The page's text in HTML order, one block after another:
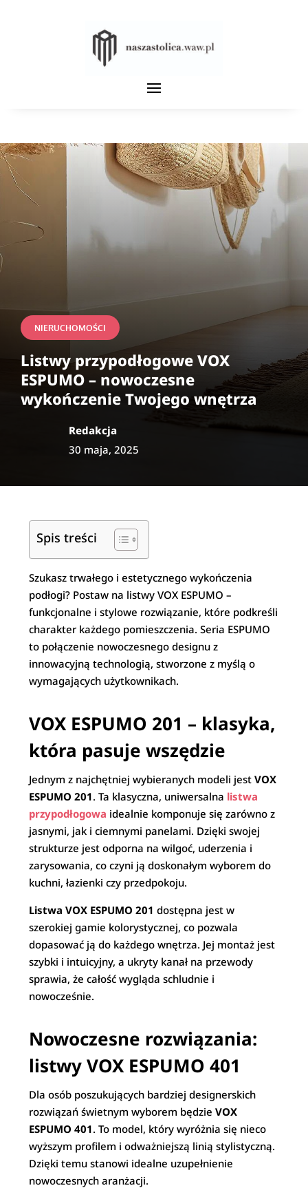
NIERUCHOMOŚCI
Listwy przypodłogowe VOX
ESPUMO – nowoczesne
wykończenie Twojego wnętrza
Redakcja
30 maja, 2025
Spis treści
Szukasz trwałego i estetycznego wykończenia
podłogi? Postaw na listwy VOX ESPUMO –
funkcjonalne i stylowe rozwiązanie, które podkreśli
charakter każdego pomieszczenia. Seria ESPUMO
to połączenie nowoczesnego designu z
innowacyjną technologią, stworzone z myślą o
wymagających użytkownikach.
VOX ESPUMO 201 – klasyka,
która pasuje wszędzie
Jednym z najchętniej wybieranych modeli jestVOX
ESPUMO 201. Ta klasyczna, uniwersalna listwa
przypodłogowa idealnie komponuje się zarówno z
jasnymi, jak i ciemnymi panelami. Dzięki swojej
strukturze jest odporna na wilgoć, uderzenia i
zarysowania, co czyni ją doskonałym wyborem do
kuchni, łazienki czy przedpokoju.
Listwa VOX ESPUMO 201 dostępna jest w
szerokiej gamie kolorystycznej, co pozwala
dopasować ją do każdego wnętrza. Jej montaż jest
szybki i intuicyjny, a ukryty kanał na przewody
sprawia, że całość wygląda schludnie i
nowocześnie.
Nowoczesne rozwiązania:
listwy VOX ESPUMO 401
Dla osób poszukujących bardziej designerskich
rozwiązań świetnym wyborem będzieVOX
ESPUMO 401. To model, który wyróżnia się nieco
wyższym profilem i odważniejszą linią stylistyczną.
Dzięki temu stanowi idealne uzupełnienie
nowoczesnych aranżacji.